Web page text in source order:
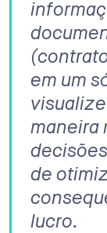
em um
maneira
de
lucro.